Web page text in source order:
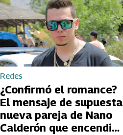
Redes
¿Confirmó el romance?
El mensaje de supuesta
nueva pareja de Nano
Calderón que encendió